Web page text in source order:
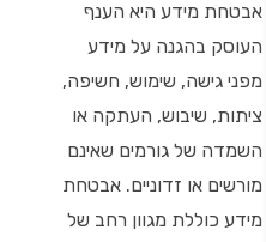
אבטחת מידע היא הענף
העוסק בהגנה על מידע
מפני גישה, שימוש, חשיפה,
ציתות, שיבוש, העתקה או
השמדה של גורמים שאינם
מורשים או זדוניים. אבטחת
מידע כוללת מגוון רחב של